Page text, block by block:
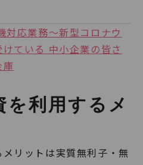
対応業務～新型コロナウ
ている 中小企業の皆さ
庫
利用するメ
リットは実質無利子・無